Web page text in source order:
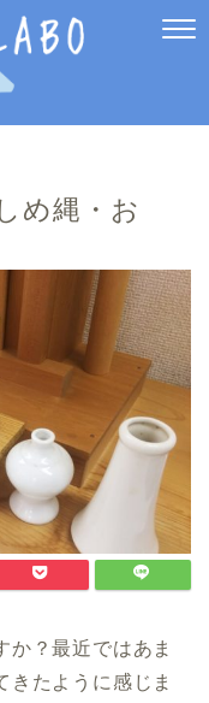
め縄・お
か？最近ではあま
きたように感じま